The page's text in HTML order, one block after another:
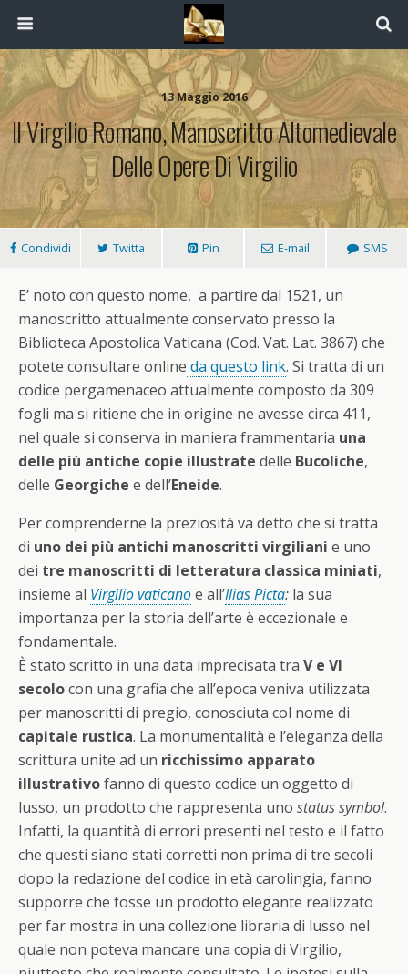
13 Maggio 2016
Il Virgilio Romano, Manoscritto Altomedievale
Delle Opere Di Virgilio
Condividi Twitta Pin E-mail SMS
E’ noto con questo nome, a partire dal 1521, un
manoscritto attualmente conservato presso la
Biblioteca Apostolica Vaticana (Cod. Vat. Lat. 3867) che
potete consultare online da questo link. Si tratta di un
codice pergamenaceo attualmente composto da 309
fogli ma si ritiene che in origine ne avesse circa 411,
nel quale si conserva in maniera frammentaria una
delle più antiche copie illustrate delle Bucoliche,
delle Georgiche e dell’Eneide.
Per comprenderne la preziosità va detto che si tratta
di uno dei più antichi manoscritti virgiliani e uno
dei tre manoscritti di letteratura classica miniati,
insieme al Virgilio vaticanoe all’Ilias Picta: la sua
importanza per la storia dell’arte è eccezionale e
fondamentale.
È stato scritto in una data imprecisata tra V e VI
secolocon una grafia che all’epoca veniva utilizzata
per manoscritti di pregio, conosciuta col nome di
capitale rustica. La monumentalità e l’eleganza della
scrittura unite ad un ricchissimo apparato
illustrativofanno di questo codice un oggetto di
lusso, un prodotto che rappresenta uno status symbol.
Infatti, la quantità di errori presenti nel testo e il fatto
che questi siano stati corretti non prima di tre secoli
dopo la redazione del codice in età carolingia, fanno
supporre che fosse un prodotto elegante realizzato
per far mostra in una collezione libraria di lusso nel
quale non poteva mancare una copia di Virgilio,